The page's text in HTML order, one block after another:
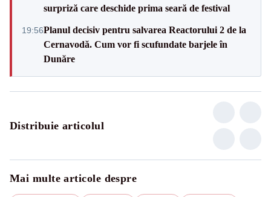
surpriză care deschide prima seară de festival
19:56Planul decisiv pentru salvarea Reactorului 2 de la
Cernavodă. Cum vor fi scufundate barjele în
Dunăre
Distribuie articolul
Mai multe articole despre